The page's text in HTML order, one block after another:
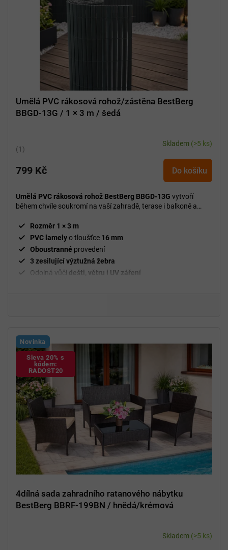
Umělá PVC rákosová rohož/zástěna BestBerg
BBGD-13G / 1 × 3 m / šedá
Průměrné
produktu
5,0
z
hvězdiček.
Skladem (>5 ks)
799 Kč Do košíku
Umělá PVC rákosová rohož BestBerg BBGD-13G vytvoří
během chvíle soukromí na vaší zahradě, terase i balkoně a
Rozměr 1 × 3 m
PVC lamelyo tloušťce 16 mm
Oboustranné provedení
3 zesilující výztužná žebra
Odolná vůči dešti, větru i UV záření
Novinka
Sleva 20% s
kódem:
RADOST20
4dílná sada zahradního ratanového nábytku
BestBerg BBRF-199BN / hnědá/krémová
Skladem (>5 ks)